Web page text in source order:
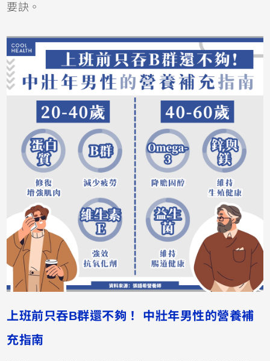
要訣。
上班前只吞B群還不夠！ 中壯年男性的營養補
充指南